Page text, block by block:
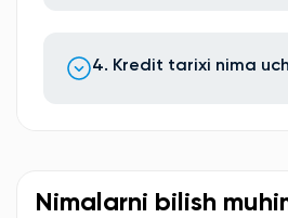
4. Kredit tarixi nima
Nimalarni bilish